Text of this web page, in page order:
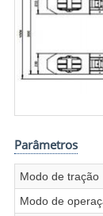
Parâmetros
Modo de tração
Modo de